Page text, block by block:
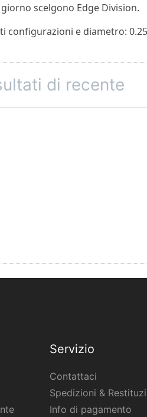
scelgono Edge Division.
e diametro:
di recente
Servizio
Contattaci
Spedizioni &
Info di pagamento